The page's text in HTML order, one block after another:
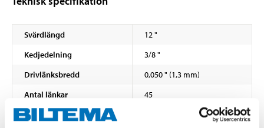
Svärdlängd
12 "
Kedjedelning
3/8 "
Drivlänksbredd
0,050 " (1,3 mm)
Antal länkar
45
Stålkvalitet
Tyskt kvalitetsstål